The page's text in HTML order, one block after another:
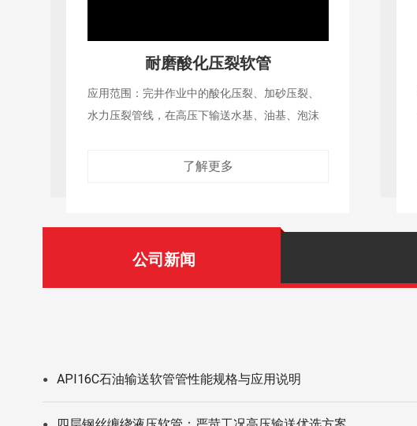
API 7K系列高压泥浆软管
应用范围：作为固井管汇的柔性连接件，在高压
下输送水基泥浆、油基泥浆等
了解更多
公司新闻
● API16C石油输送软管管性能规格与应用说明